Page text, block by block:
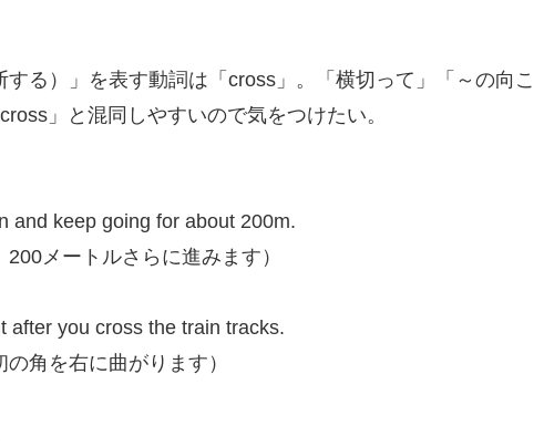
る）」を表す動詞は「cross」。「横切って」「～の向こ
」と混同しやすいので気をつけたい。
and keep going for about 200m.
200メートルさらに進みます）
after you cross the train tracks.
の角を右に曲がります）